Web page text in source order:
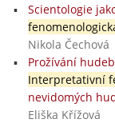
Scientologie
Nikola Čechová
Prožívání
Interpretativní
nevidomých
Eliška Křížová